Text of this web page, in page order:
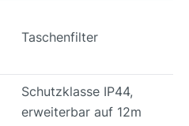
Taschenfilter
Schutzklasse IP44,
erweiterbar auf 12m